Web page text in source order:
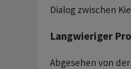
Dialog zwischen
Langwieriger
Abgesehen von